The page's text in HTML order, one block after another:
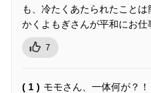
も、冷たくあたられたこと
かくよもぎさんが平和にお仕
7
( 1 ) モモさん、一体何が？